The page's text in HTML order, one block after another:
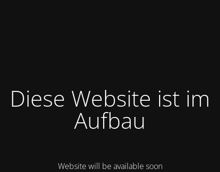
Diese Website ist im
Aufbau
Website will be available soon